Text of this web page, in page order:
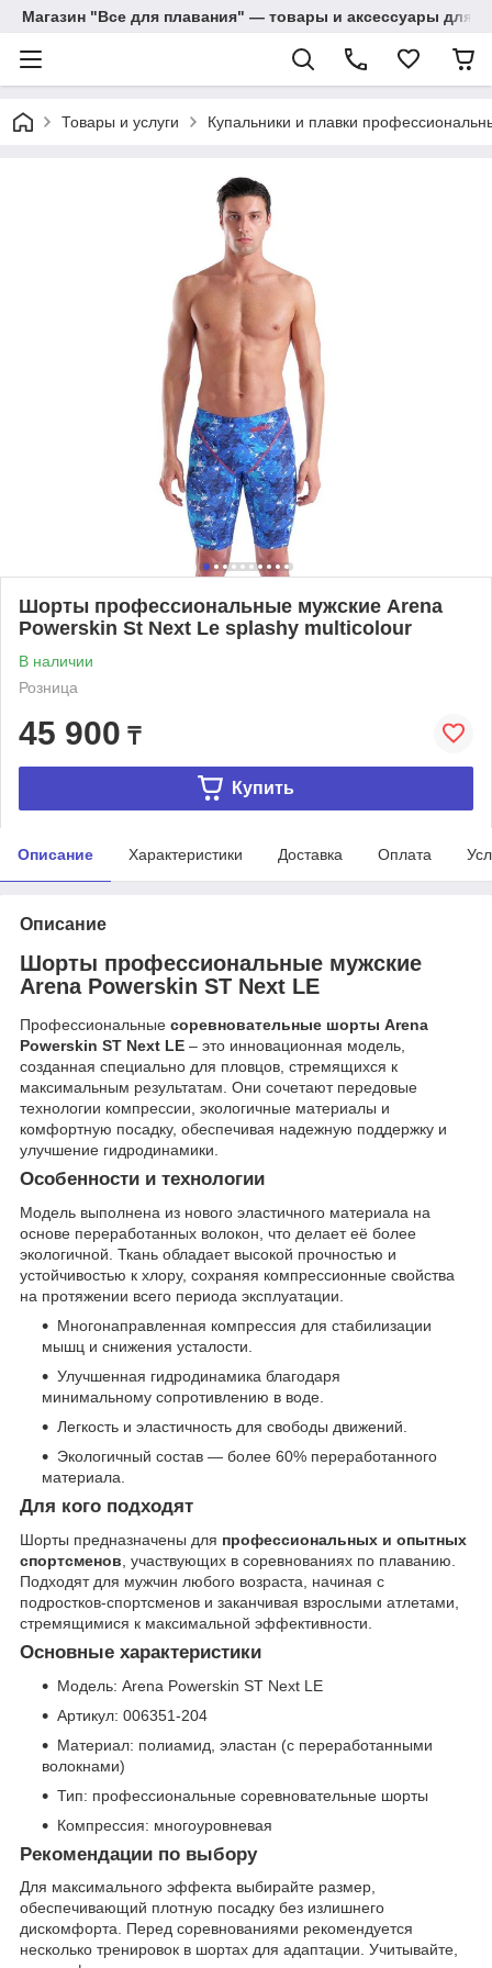
Магазин "Все для плавания" — товары и аксессуары для
Товары и услуги Купальники и плавки
Шорты профессиональные мужские Arena
Powerskin St Next Le splashy multicolour
В наличии
Розница
45 900 ₸
Купить
Описание Характеристики Доставка Оплата
Описание
Шорты профессиональные мужские
Arena Powerskin ST Next LE
Профессиональные соревновательные шорты Arena
Powerskin ST Next LE – это инновационная модель,
созданная специально для пловцов, стремящихся к
максимальным результатам. Они сочетают передовые
технологии компрессии, экологичные материалы и
комфортную посадку, обеспечивая надежную поддержку и
улучшение гидродинамики.
Особенности и технологии
Модель выполнена из нового эластичного материала на
основе переработанных волокон, что делает её более
экологичной. Ткань обладает высокой прочностью и
устойчивостью к хлору, сохраняя компрессионные свойства
на протяжении всего периода эксплуатации.
Многонаправленная компрессия для стабилизации
мышц и снижения усталости.
Улучшенная гидродинамика благодаря
минимальному сопротивлению в воде.
Легкость и эластичность для свободы движений.
Экологичный состав — более 60% переработанного
материала.
Для кого подходят
Шорты предназначены для профессиональных и опытных
спортсменов , участвующих в соревнованиях по плаванию.
Подходят для мужчин любого возраста, начиная с
подростков-спортсменов и заканчивая взрослыми атлетами,
стремящимися к максимальной эффективности.
Основные характеристики
Модель: Arena Powerskin ST Next LE
Артикул: 006351-204
Материал: полиамид, эластан (с переработанными
волокнами)
Тип: профессиональные соревновательные шорты
Компрессия: многоуровневая
Рекомендации по выбору
Для максимального эффекта выбирайте размер,
обеспечивающий плотную посадку без излишнего
дискомфорта. Перед соревнованиями рекомендуется
несколько тренировок в шортах для адаптации. Учитывайте,